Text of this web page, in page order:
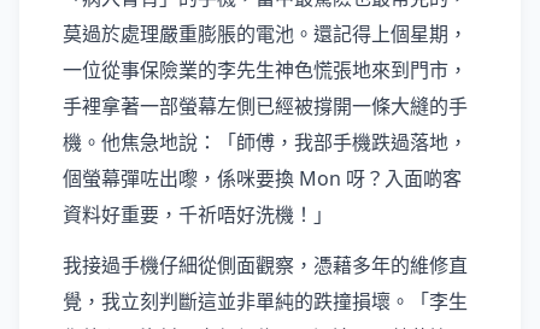
莫過於處理嚴重膨脹的電池。還記得上個星期，
一位從事保險業的李先生神色慌張地來到門市，
手裡拿著一部螢幕左側已經被撐開一條大縫的手
機。他焦急地說：「師傅，我部手機跌過落地，
個螢幕彈咗出嚟，係咪要換 Mon 呀？入面啲客
資料好重要，千祈唔好洗機！」
我接過手機仔細從側面觀察，憑藉多年的維修直
覺，我立刻判斷這並非單純的跌撞損壞。「李生